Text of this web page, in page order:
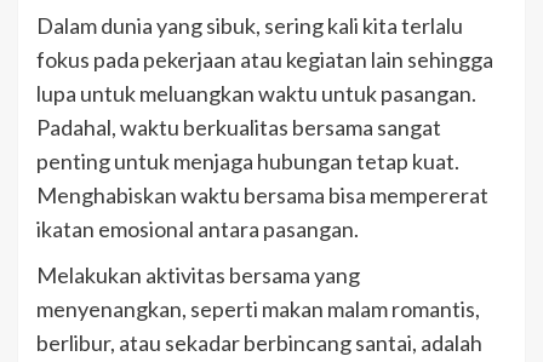
Dalam dunia yang sibuk, sering kali kita terlalu
fokus pada pekerjaan atau kegiatan lain sehingga
lupa untuk meluangkan waktu untuk pasangan.
Padahal, waktu berkualitas bersama sangat
penting untuk menjaga hubungan tetap kuat.
Menghabiskan waktu bersama bisa mempererat
ikatan emosional antara pasangan.
Melakukan aktivitas bersama yang
menyenangkan, seperti makan malam romantis,
berlibur, atau sekadar berbincang santai, adalah